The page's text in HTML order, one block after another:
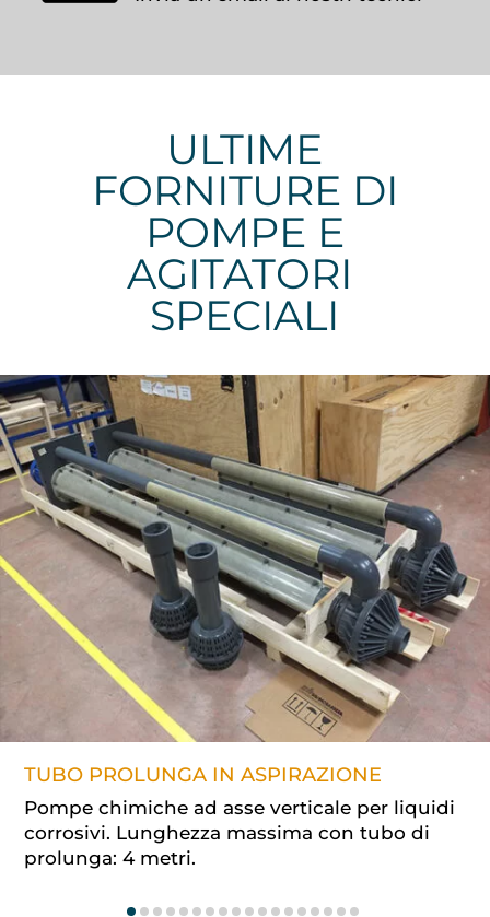
ULTIME
FORNITURE DI
POMPE E
AGITATORI
SPECIALI
TUBO PROLUNGA IN ASPIRAZIONE
Pompe chimiche ad asse verticale per liquidi
corrosivi. Lunghezza massima con tubo di
prolunga: 4 metri.